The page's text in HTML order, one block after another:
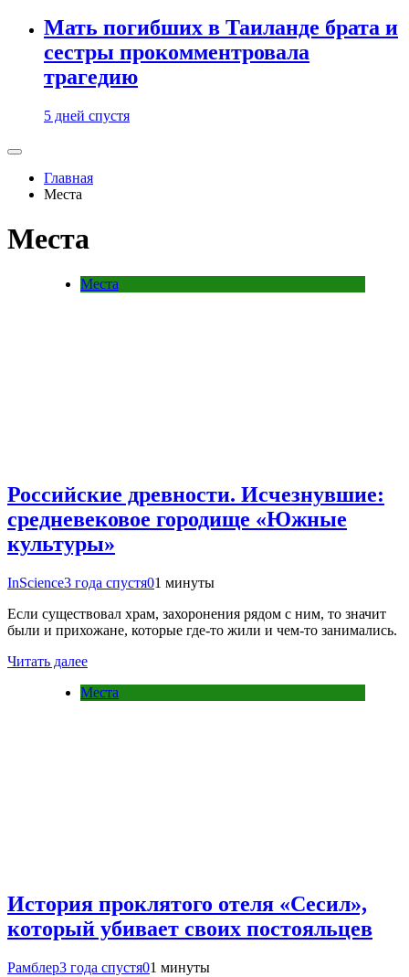
Мать погибших в Таиланде брата и
сестры прокомментровала
трагедию
5 дней спустя
Главная
Места
Места
Места
Российские древности. Исчезнувшие:
средневековое городище «Южные
культуры»
InScience3 года спустя01 минуты
Если существовал храм, захоронения рядом с ним, то значит
были и прихожане, которые где-то жили и чем-то занимались.
Читать далее
Места
История проклятого отеля «Сесил»,
который убивает своих постояльцев
Рамблер3 года спустя01 минуты